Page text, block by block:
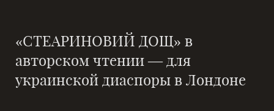
«СТЕАРИНОВИЙ ДОЩ» в
авторском чтении — для
украинской диаспоры в Лондоне